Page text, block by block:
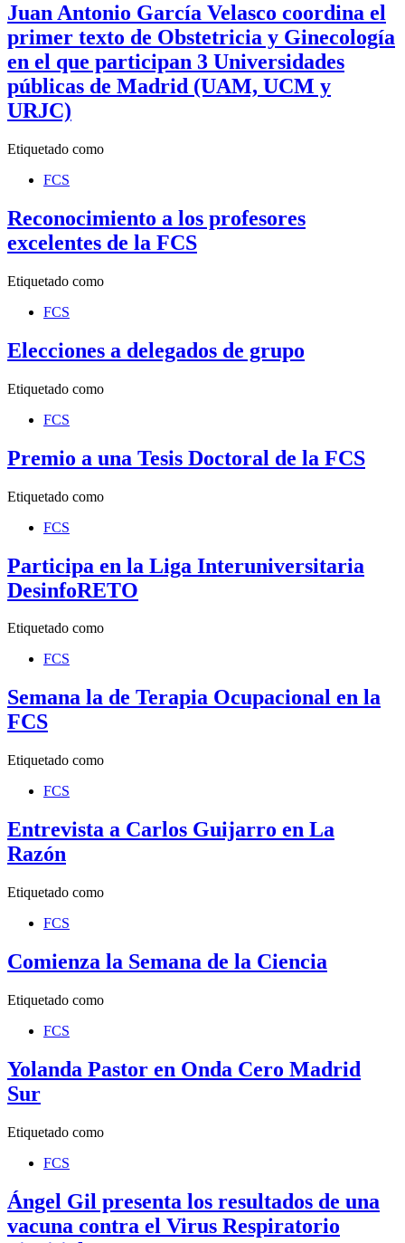
Juan Antonio García Velasco coordina el
primer texto de Obstetricia y Ginecología
en el que participan 3 Universidades
públicas de Madrid (UAM, UCM y
URJC)
Etiquetado como
FCS
Reconocimiento a los profesores
excelentes de la FCS
Etiquetado como
FCS
Elecciones a delegados de grupo
Etiquetado como
FCS
Premio a una Tesis Doctoral de la FCS
Etiquetado como
FCS
Participa en la Liga Interuniversitaria
DesinfoRETO
Etiquetado como
FCS
Semana la de Terapia Ocupacional en la
FCS
Etiquetado como
FCS
Entrevista a Carlos Guijarro en La
Razón
Etiquetado como
FCS
Comienza la Semana de la Ciencia
Etiquetado como
FCS
Yolanda Pastor en Onda Cero Madrid
Sur
Etiquetado como
FCS
Ángel Gil presenta los resultados de una
vacuna contra el Virus Respiratorio